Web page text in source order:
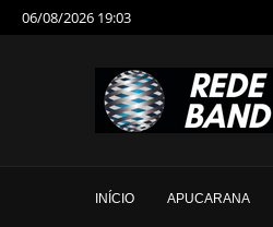
06/08/2026 19:03
INÍCIO APUCARANA